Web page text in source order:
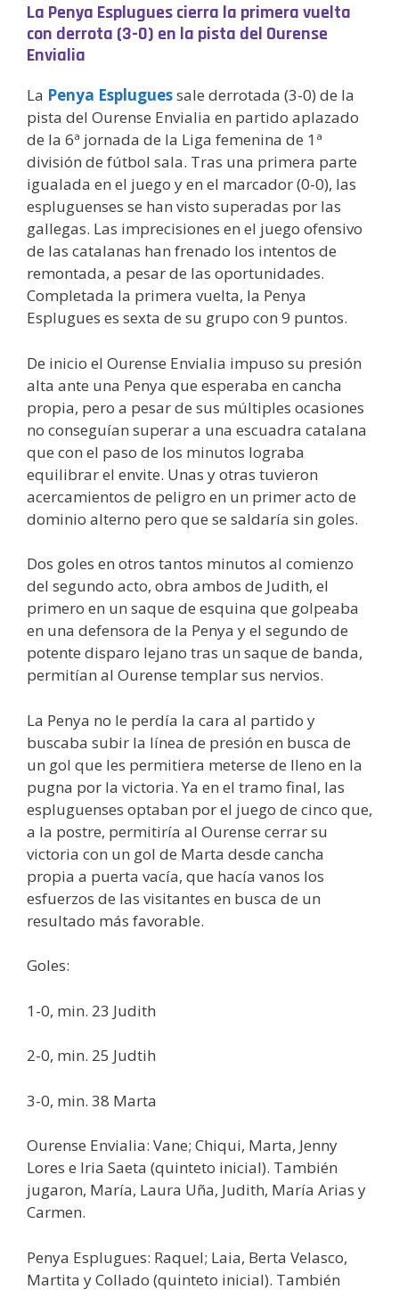
La Penya Esplugues cierra la primera vuelta
con derrota (3-0) en la pista del Ourense
Envialia
La Penya Espluguessale derrotada (3-0) de la
pista del Ourense Envialia en partido aplazado
de la 6ª jornada de la Liga femenina de 1ª
división de fútbol sala. Tras una primera parte
igualada en el juego y en el marcador (0-0), las
espluguenses se han visto superadas por las
gallegas. Las imprecisiones en el juego ofensivo
de las catalanas han frenado los intentos de
remontada, a pesar de las oportunidades.
Completada la primera vuelta, la Penya
Esplugues es sexta de su grupo con 9 puntos.
De inicio el Ourense Envialia impuso su presión
alta ante una Penya que esperaba en cancha
propia, pero a pesar de sus múltiples ocasiones
no conseguían superar a una escuadra catalana
que con el paso de los minutos lograba
equilibrar el envite. Unas y otras tuvieron
acercamientos de peligro en un primer acto de
dominio alterno pero que se saldaría sin goles.
Dos goles en otros tantos minutos al comienzo
del segundo acto, obra ambos de Judith, el
primero en un saque de esquina que golpeaba
en una defensora de la Penya y el segundo de
potente disparo lejano tras un saque de banda,
permitían al Ourense templar sus nervios.
La Penya no le perdía la cara al partido y
buscaba subir la línea de presión en busca de
un gol que les permitiera meterse de lleno en la
pugna por la victoria. Ya en el tramo final, las
espluguenses optaban por el juego de cinco que,
a la postre, permitiría al Ourense cerrar su
victoria con un gol de Marta desde cancha
propia a puerta vacía, que hacía vanos los
esfuerzos de las visitantes en busca de un
resultado más favorable.
Goles:
1-0, min. 23 Judith
2-0, min. 25 Judtih
3-0, min. 38 Marta
Ourense Envialia: Vane; Chiqui, Marta, Jenny
Lores e Iria Saeta (quinteto inicial). También
jugaron, María, Laura Uña, Judith, María Arias y
Carmen.
Penya Esplugues: Raquel; Laia, Berta Velasco,
Martita y Collado (quinteto inicial). También